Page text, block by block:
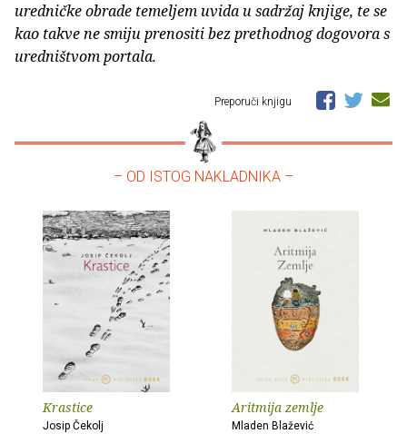
uredničke obrade temeljem uvida u sadržaj knjige, te se
kao takve ne smiju prenositi bez prethodnog dogovora s
uredništvom portala.
Preporuči knjigu
– OD ISTOG NAKLADNIKA –
Krastice
Josip Čekolj
Aritmija zemlje
Mladen Blažević